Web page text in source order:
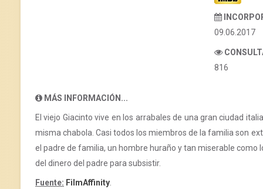
09.06.2017
816
MÁS INFORMACIÓN...
El viejo Giacinto vive en los arrabales de una gran ciudad
misma chabola. Casi todos los miembros de la familia son
el padre de familia, un hombre huraño y tan miserable
del dinero del padre para subsistir.
Fuente: FilmAffinity